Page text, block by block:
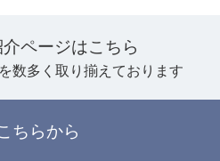
ページはこちら
数多く取り揃えております
ちらから